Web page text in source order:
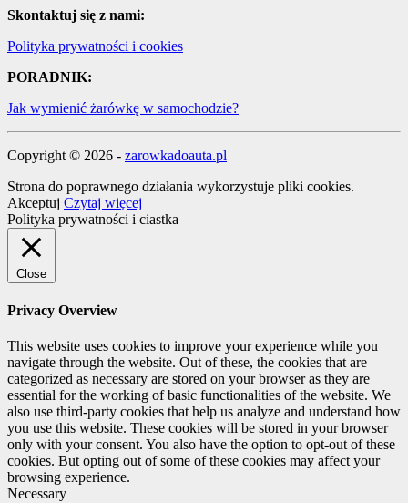
Skontaktuj się z nami:
Polityka prywatności i cookies
PORADNIK:
Jak wymienić żarówkę w samochodzie?
Copyright © 2026 - zarowkadoauta.pl
Strona do poprawnego działania wykorzystuje pliki cookies.
Akceptuj Czytaj więcej
Polityka prywatności i ciastka
Close
Privacy Overview
This website uses cookies to improve your experience while you
navigate through the website. Out of these, the cookies that are
categorized as necessary are stored on your browser as they are
essential for the working of basic functionalities of the website. We
also use third-party cookies that help us analyze and understand how
you use this website. These cookies will be stored in your browser
only with your consent. You also have the option to opt-out of these
cookies. But opting out of some of these cookies may affect your
browsing experience.
Necessary